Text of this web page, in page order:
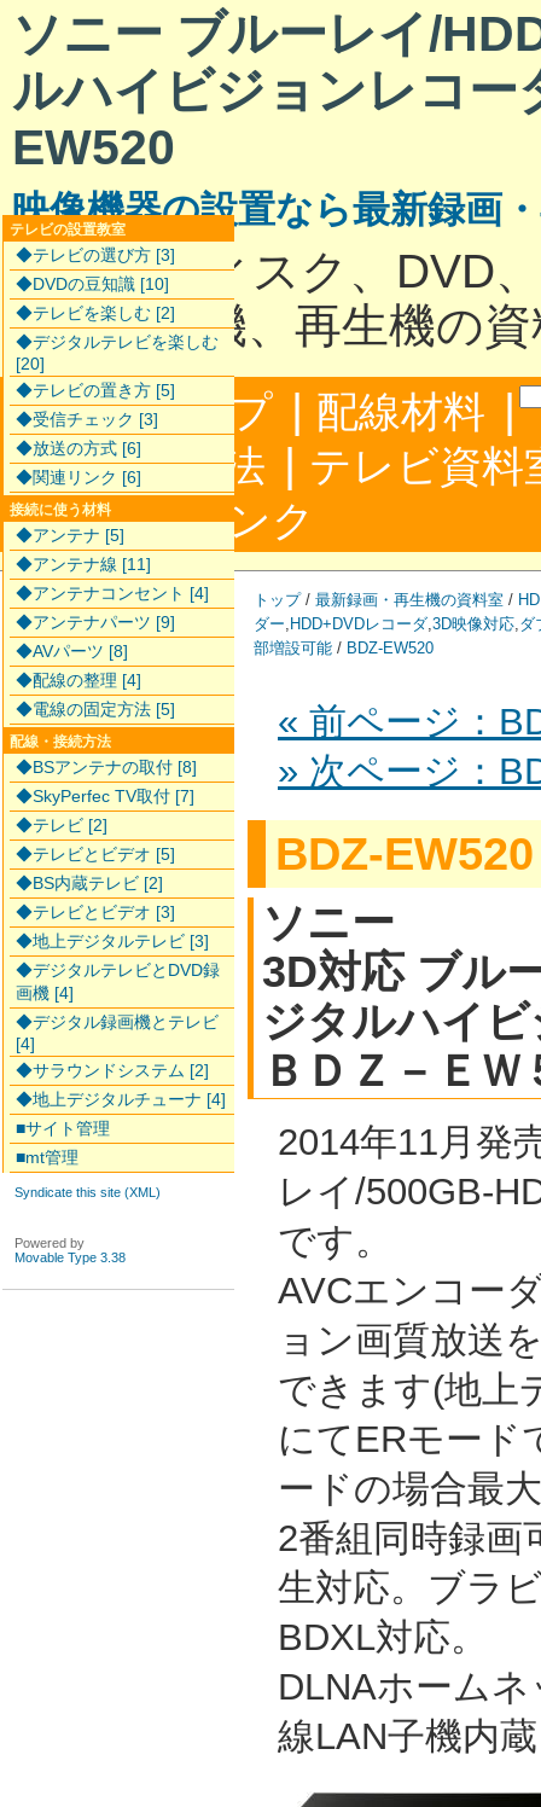
ソニー ブルーレイ/
ルハイビジョンレコ
EW520
映像機器の設置なら最新録画
ハードディスク、DVD
最新録画機、再生機の
サイトマップ | 配線材料 |
配線接続方法 | テレビ資料
合わせ|リンク
トップ/ 最新録画・再生機の資料室 /
ダー, HDD+DVDレコーダ,3D映像対応,ダ
部増設可能 / BDZ-EW520
« 前ページ：
» 次ページ：
BDZ-EW520
ソニー
3D対応 ブル
ジタルハイ
ＢＤＺ－ＥＷ
2014年11月発
レイ/500GB-
です。
AVCエンコー
ョン画質放送
できます(地上
にてERモード
ードの場合最
2番組同時録画
生対応。ブラ
BDXL対応。
DLNAホーム
線LAN子機内蔵
テレビの設置教室
◆テレビの選び方 [3]
◆DVDの豆知識 [10]
◆テレビを楽しむ [2]
◆デジタルテレビを楽しむ
[20]
◆テレビの置き方 [5]
◆受信チェック [3]
◆放送の方式 [6]
◆関連リンク [6]
接続に使う材料
◆アンテナ [5]
◆アンテナ線 [11]
◆アンテナコンセント [4]
◆アンテナパーツ [9]
◆AVパーツ [8]
◆配線の整理 [4]
◆電線の固定方法 [5]
配線・接続方法
◆BSアンテナの取付 [8]
◆SkyPerfec TV取付 [7]
◆テレビ [2]
◆テレビとビデオ [5]
◆BS内蔵テレビ [2]
◆テレビとビデオ [3]
◆地上デジタルテレビ [3]
◆デジタルテレビとDVD録
画機 [4]
◆デジタル録画機とテレビ
[4]
◆サラウンドシステム [2]
◆地上デジタルチューナ [4]
■サイト管理
■mt管理
Syndicate this site (XML)
Powered by
Movable Type 3.38